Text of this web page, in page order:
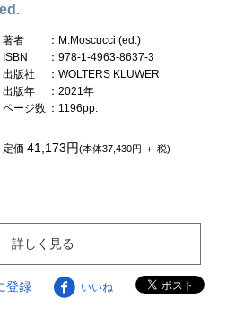
著者
：M.Moscucci (ed.)
ISBN
：978-1-4963-8637-3
出版社
：WOLTERS KLUWER
出版年
：2021年
ページ数 ：1196pp.
定価41,173円(本体37,430円 ＋ 税)
詳しく見る
登録 いいね